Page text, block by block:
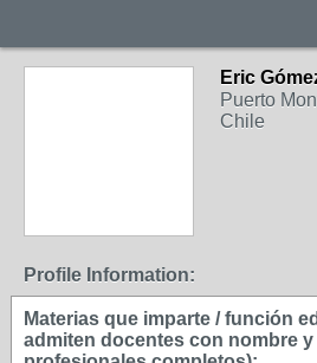
Eric
Puerto
Chile
Profile Information:
Materias que imparte / función
admiten docentes con nombre